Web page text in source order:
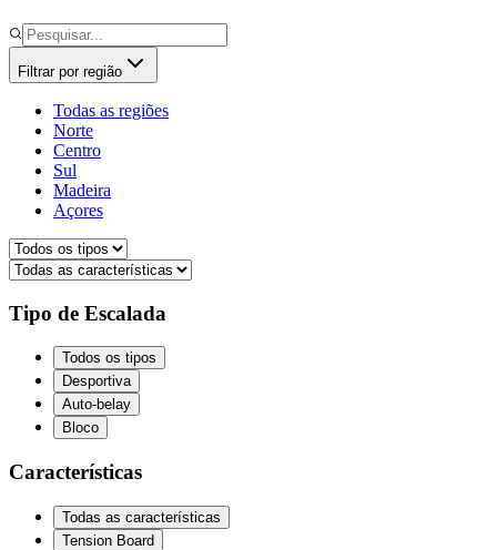
Filtrar por região
Todas as regiões
Norte
Centro
Sul
Madeira
Açores
Tipo de Escalada
Todos os tipos
Desportiva
Auto-belay
Bloco
Características
Todas as características
Tension Board